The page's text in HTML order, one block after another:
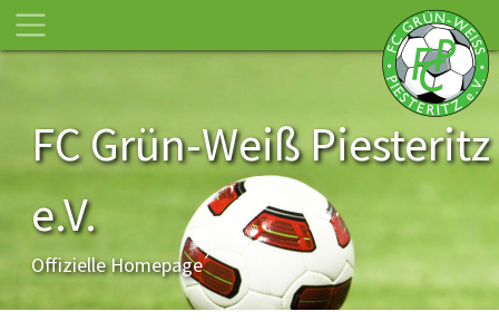
FC Grün-Weiß Piesteritz
e.V.
Offizielle Homepage